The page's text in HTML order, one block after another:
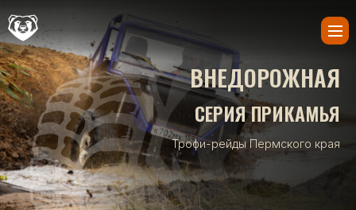
ВНЕДОРОЖНАЯ
СЕРИЯ ПРИКАМЬЯ
Трофи-рейды Пермского края